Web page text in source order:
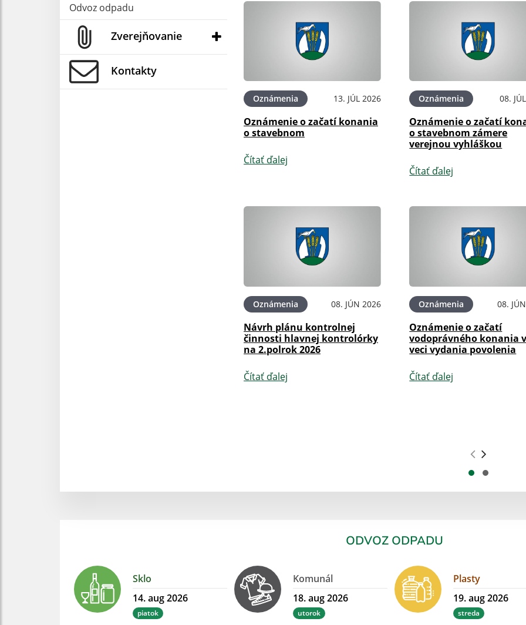
Odvoz odpadu
Zverejňovanie
Kontakty
Oznámenia 13. JÚL 2026
Oznámenie o začatí konania
o stavebnom
Čítať ďalej
Oznámenia 08.
Oznámenie o začatí
o stavebnom zámere
verejnou vyhláškou
Čítať ďalej
Oznámenia 08. JÚN 2026
Návrh plánu kontrolnej
činnosti hlavnej kontrolórky
na 2.polrok 2026
Čítať ďalej
Oznámenia 08.
Oznámenie o začatí
vodoprávného konania
veci vydania povolenia
Čítať ďalej
.
ODVOZ ODPADU
Sklo
14. aug 2026
piatok
Komunál
18. aug 2026
utorok
Plasty
19. aug 2026
streda